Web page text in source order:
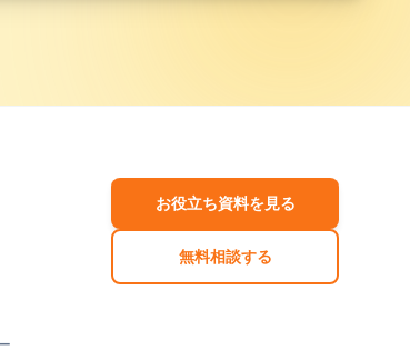
お役立ち資料を見る
無料相談する